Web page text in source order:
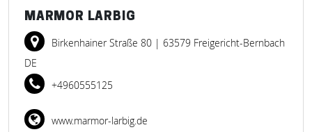
MARMOR LARBIG
Birkenhainer Straße 80 | 63579 Freigericht-Bernbach
DE
+4960555125
www.marmor-larbig.de